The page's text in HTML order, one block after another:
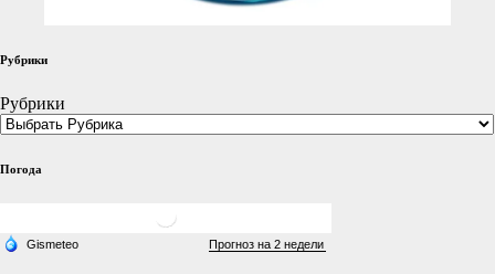
Рубрики
Рубрики
Погода